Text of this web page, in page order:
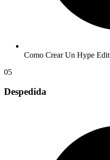
Como Crear Un Hype Edit
05
Despedida